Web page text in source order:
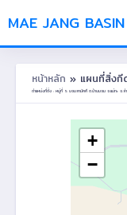
MAE JANG
หน้าหลัก » แผนที่สิ่งกี
ตำแหน่งที่ตั้ง : หมู่ที่ 5 บอมสามัคคี ต.บ้านบอม อ.แม่ทะ จ.ลำ
+
−